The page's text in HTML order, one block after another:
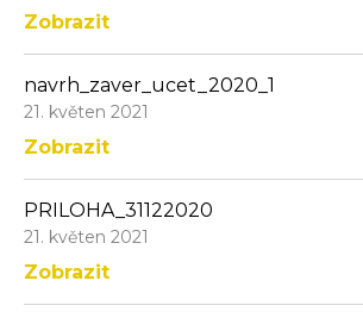
Zobrazit
navrh_zaver_ucet_2020_1
21. květen 2021
Zobrazit
PRILOHA_31122020
21. květen 2021
Zobrazit